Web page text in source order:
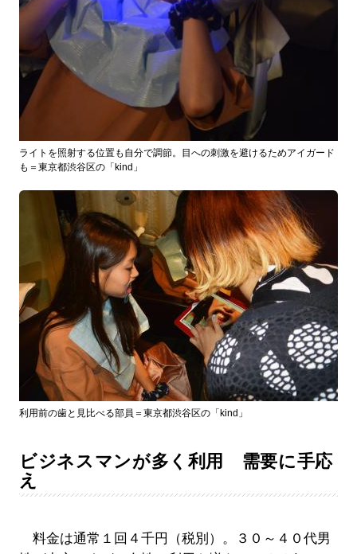
ライトを照射する位置も自分で調節。目への刺激を避けるためアイガード
も＝東京都渋谷区の「kind」
利用前の歯と見比べる部員＝東京都渋谷区の「kind」
ビジネスマンが多く利用 需要に手応
え
料金は通常１回４千円（税別）。３０～４０代男